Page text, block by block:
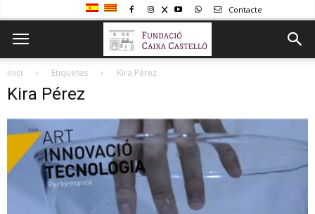
Contacte
Inici Etiquetes Kira Pérez
Kira Pérez